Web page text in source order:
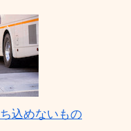
込めないもの